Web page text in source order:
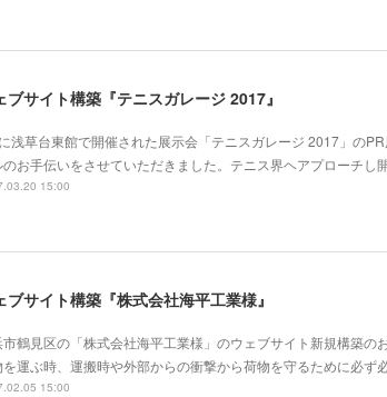
ブサイト構築『テニスガレージ 2017』
浅草台東館で開催された展示会「テニスガレージ 2017」の
のお手伝いをさせていただきました。テニス界ヘアプローチし
15:00
ブサイト構築『株式会社海平工業様』
鶴見区の「株式会社海平工業様」のウェブサイト新規構築の
運ぶ時、運搬時や外部からの衝撃から荷物を守るために必ず
15:00